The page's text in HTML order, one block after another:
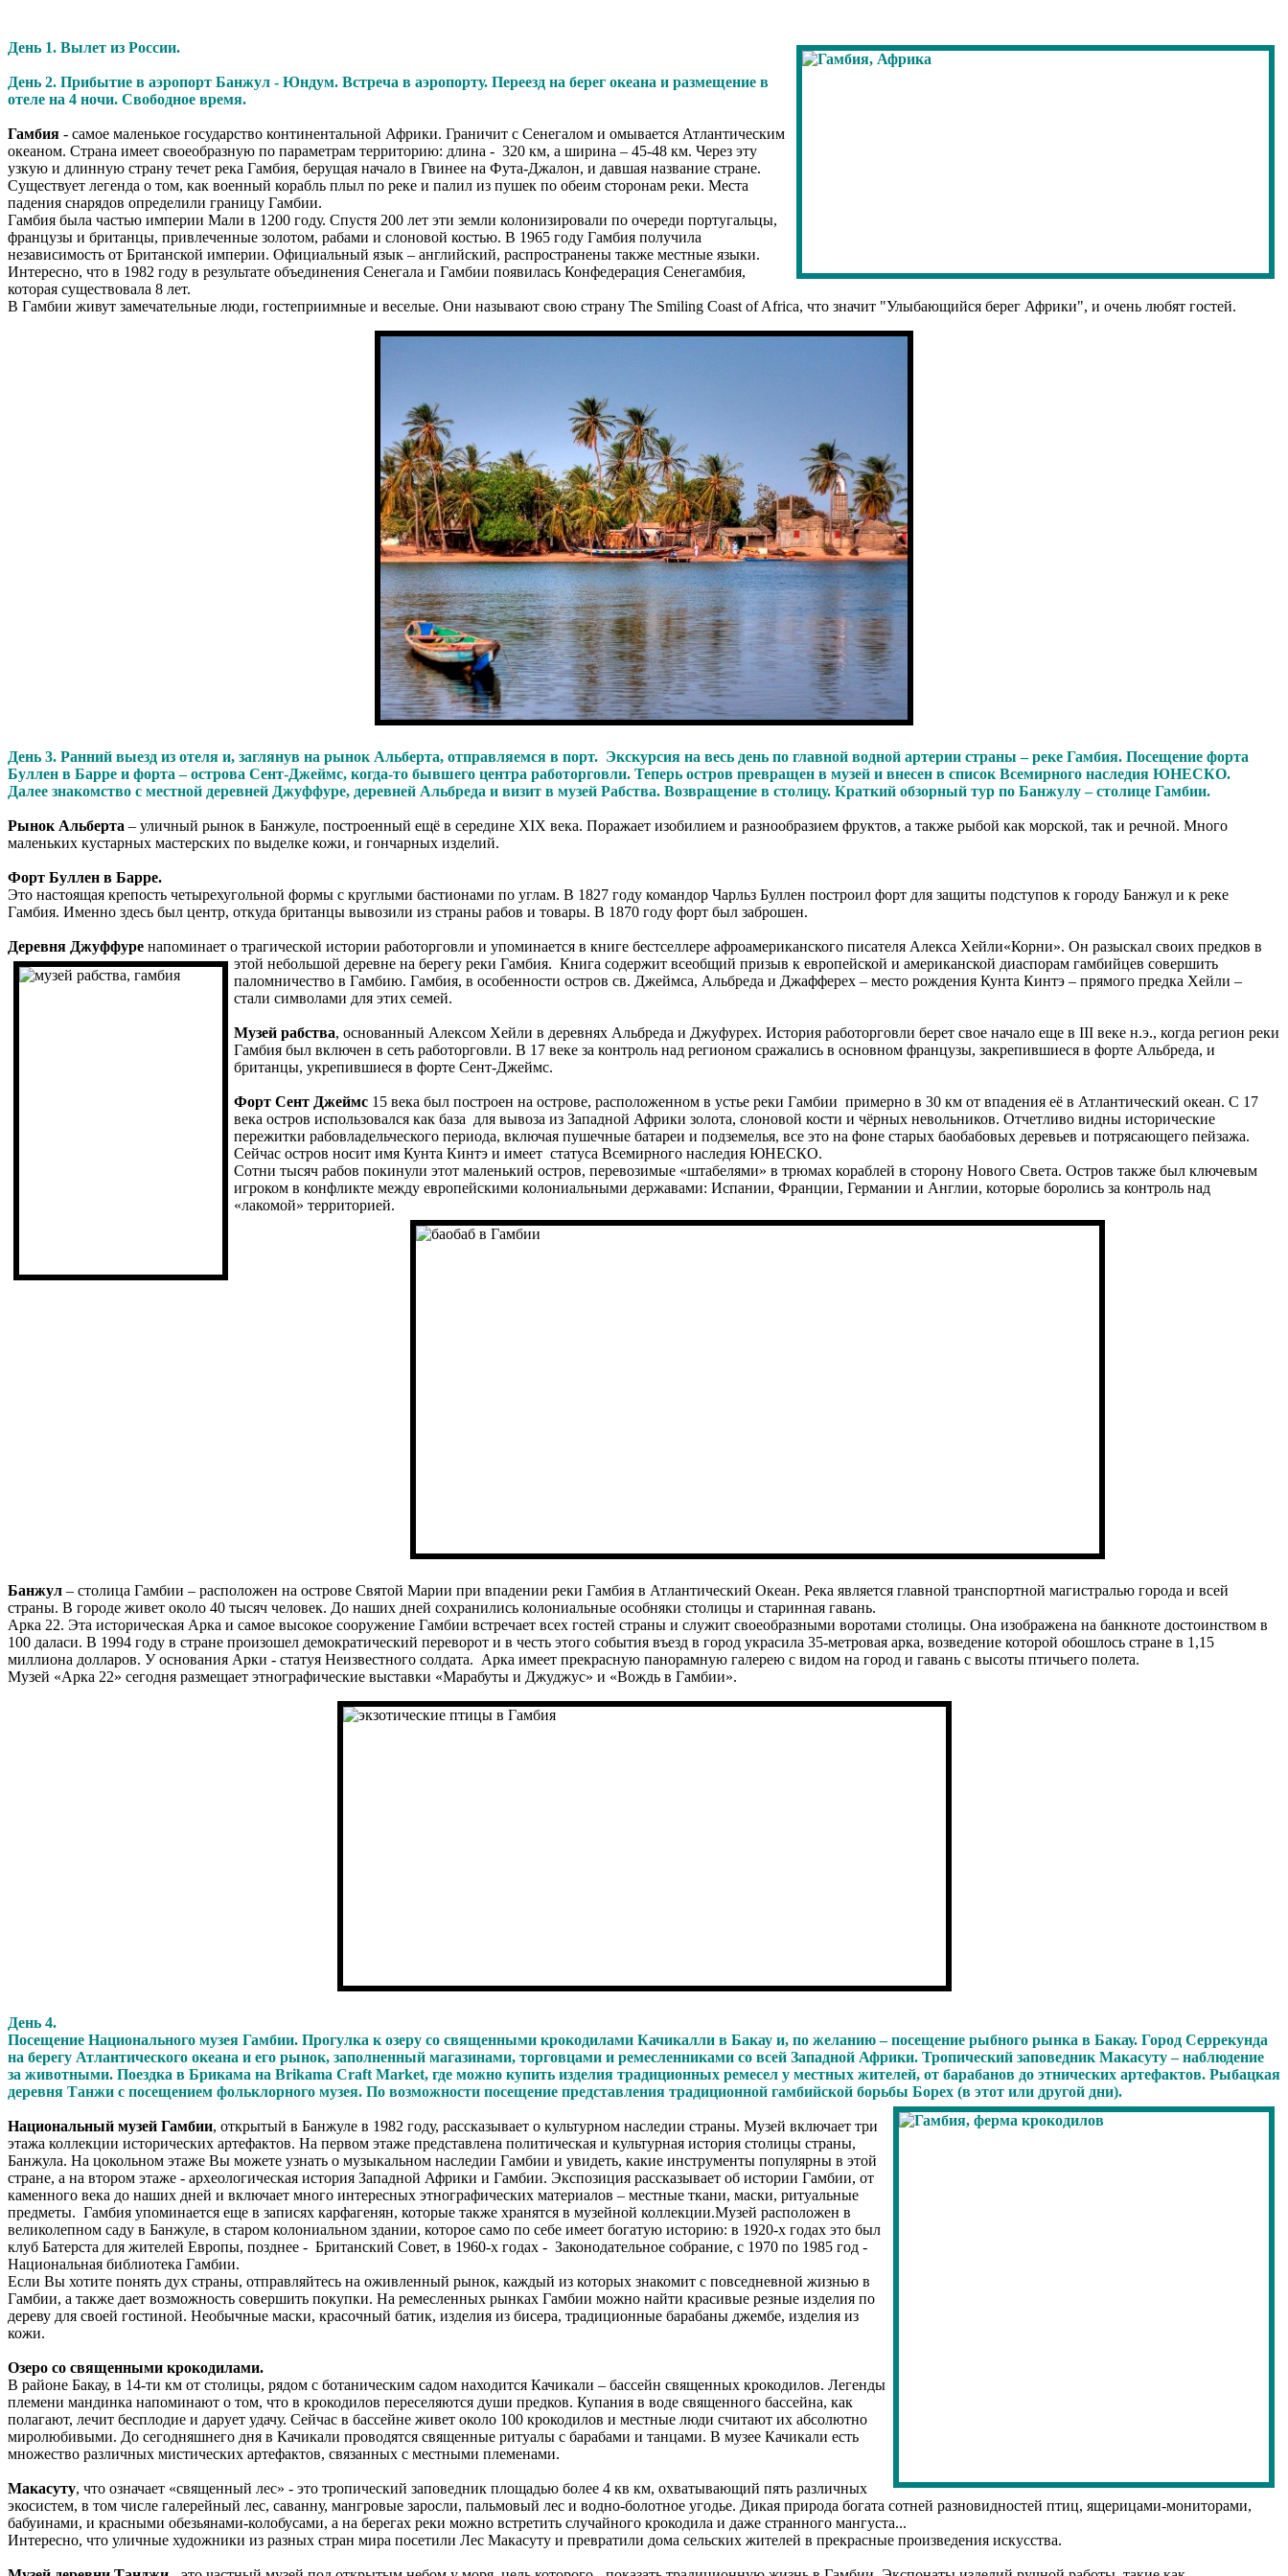
День 1. Вылет из России.
День 2. Прибытие в аэропорт Банжул - Юндум. Встреча в аэропорту. Переезд на берег океана и размещение в
отеле на 4 ночи. Свободное время.
Гамбия - самое маленькое государство континентальной Африки. Граничит с Сенегалом и омывается Атлантическим
океаном. Страна имеет своеобразную по параметрам территорию: длина - 320 км, а ширина – 45-48 км. Через эту
узкую и длинную страну течет река Гамбия, берущая начало в Гвинее на Фута-Джалон, и давшая название стране.
Существует легенда о том, как военный корабль плыл по реке и палил из пушек по обеим сторонам реки. Места
падения снарядов определили границу Гамбии.
Гамбия была частью империи Мали в 1200 году. Спустя 200 лет эти земли колонизировали по очереди португальцы,
французы и британцы, привлеченные золотом, рабами и слоновой костью. В 1965 году Гамбия получила
независимость от Британской империи. Официальный язык – английский, распространены также местные языки.
Интересно, что в 1982 году в результате объединения Сенегала и Гамбии появилась Конфедерация Сенегамбия,
которая существовала 8 лет.
В Гамбии живут замечательные люди, гостеприимные и веселые. Они называют свою страну The Smiling Coast of Africa, что значит "Улыбающийся берег Африки", и очень любят гостей.
День 3. Ранний выезд из отеля и, заглянув на рынок Альберта, отправляемся в порт. Экскурсия на весь день по главной водной артерии страны – реке Гамбия. Посещение форта
Буллен в Барре и форта – острова Сент-Джеймс, когда-то бывшего центра работорговли. Теперь остров превращен в музей и внесен в список Всемирного наследия ЮНЕСКО.
Далее знакомство с местной деревней Джуффуре, деревней Альбреда и визит в музей Рабства. Возвращение в столицу. Краткий обзорный тур по Банжулу – столице Гамбии.
Рынок Альберта – уличный рынок в Банжуле, построенный ещё в середине XIX века. Поражает изобилием и разнообразием фруктов, а также рыбой как морской, так и речной. Много
маленьких кустарных мастерских по выделке кожи, и гончарных изделий.
Форт Буллен в Барре.
Это настоящая крепость четырехугольной формы с круглыми бастионами по углам. В 1827 году командор Чарльз Буллен построил форт для защиты подступов к городу Банжул и к реке
Гамбия. Именно здесь был центр, откуда британцы вывозили из страны рабов и товары. В 1870 году форт был заброшен.
Деревня Джуффуре напоминает о трагической истории работорговли и упоминается в книге бестселлере афроамериканского писателя Алекса Хейли«Корни». Он разыскал своих предков в
этой небольшой деревне на берегу реки Гамбия. Книга содержит всеобщий призыв к европейской и американской диаспорам гамбийцев совершить
паломничество в Гамбию. Гамбия, в особенности остров св. Джеймса, Альбреда и Джафферех – место рождения Кунта Кинтэ – прямого предка Хейли –
стали символами для этих семей.
Музей рабства, основанный Алексом Хейли в деревнях Альбреда и Джуфурех. История работорговли берет свое начало еще в III веке н.э., когда регион реки
Гамбия был включен в сеть работорговли. В 17 веке за контроль над регионом сражались в основном французы, закрепившиеся в форте Альбреда, и
британцы, укрепившиеся в форте Сент-Джеймс.
Форт Сент Джеймс 15 века был построен на острове, расположенном в устье реки Гамбии примерно в 30 км от впадения её в Атлантический океан. С 17
века остров использовался как база для вывоза из Западной Африки золота, слоновой кости и чёрных невольников. Отчетливо видны исторические
пережитки рабовладельческого периода, включая пушечные батареи и подземелья, все это на фоне старых баобабовых деревьев и потрясающего пейзажа.
Сейчас остров носит имя Кунта Кинтэ и имеет статуса Всемирного наследия ЮНЕСКО.
Сотни тысяч рабов покинули этот маленький остров, перевозимые «штабелями» в трюмах кораблей в сторону Нового Света. Остров также был ключевым
игроком в конфликте между европейскими колониальными державами: Испании, Франции, Германии и Англии, которые боролись за контроль над
«лакомой» территорией.
Банжул – столица Гамбии – расположен на острове Святой Марии при впадении реки Гамбия в Атлантический Океан. Река является главной транспортной магистралью города и всей
страны. В городе живет около 40 тысяч человек. До наших дней сохранились колониальные особняки столицы и старинная гавань.
Арка 22. Эта историческая Арка и самое высокое сооружение Гамбии встречает всех гостей страны и служит своеобразными воротами столицы. Она изображена на банкноте достоинством в
100 даласи. В 1994 году в стране произошел демократический переворот и в честь этого события въезд в город украсила 35-метровая арка, возведение которой обошлось стране в 1,15
миллиона долларов. У основания Арки - статуя Неизвестного солдата. Арка имеет прекрасную панорамную галерею с видом на город и гавань с высоты птичьего полета.
Музей «Арка 22» сегодня размещает этнографические выставки «Марабуты и Джуджус» и «Вождь в Гамбии».
День 4.
Посещение Национального музея Гамбии. Прогулка к озеру со священными крокодилами Качикалли в Бакау и, по желанию – посещение рыбного рынка в Бакау. Город Серрекунда
на берегу Атлантического океана и его рынок, заполненный магазинами, торговцами и ремесленниками со всей Западной Африки. Тропический заповедник Макасуту – наблюдение
за животными. Поездка в Брикама на Brikama Craft Market, где можно купить изделия традиционных ремесел у местных жителей, от барабанов до этнических артефактов. Рыбацкая
деревня Танжи с посещением фольклорного музея. По возможности посещение представления традиционной гамбийской борьбы Борех (в этот или другой дни).
Национальный музей Гамбии, открытый в Банжуле в 1982 году, рассказывает о культурном наследии страны. Музей включает три
этажа коллекции исторических артефактов. На первом этаже представлена политическая и культурная история столицы страны,
Банжула. На цокольном этаже Вы можете узнать о музыкальном наследии Гамбии и увидеть, какие инструменты популярны в этой
стране, а на втором этаже - археологическая история Западной Африки и Гамбии. Экспозиция рассказывает об истории Гамбии, от
каменного века до наших дней и включает много интересных этнографических материалов – местные ткани, маски, ритуальные
предметы. Гамбия упоминается еще в записях карфагенян, которые также хранятся в музейной коллекции.Музей расположен в
великолепном саду в Банжуле, в старом колониальном здании, которое само по себе имеет богатую историю: в 1920-х годах это был
клуб Батерста для жителей Европы, позднее - Британский Совет, в 1960-х годах - Законодательное собрание, с 1970 по 1985 год -
Национальная библиотека Гамбии.
Если Вы хотите понять дух страны, отправляйтесь на оживленный рынок, каждый из которых знакомит с повседневной жизнью в
Гамбии, а также дает возможность совершить покупки. На ремесленных рынках Гамбии можно найти красивые резные изделия по
дереву для своей гостиной. Необычные маски, красочный батик, изделия из бисера, традиционные барабаны джембе, изделия из
кожи.
Озеро со священными крокодилами.
В районе Бакау, в 14-ти км от столицы, рядом с ботаническим садом находится Качикали – бассейн священных крокодилов. Легенды
племени мандинка напоминают о том, что в крокодилов переселяются души предков. Купания в воде священного бассейна, как
полагают, лечит бесплодие и дарует удачу. Сейчас в бассейне живет около 100 крокодилов и местные люди считают их абсолютно
миролюбивыми. До сегодняшнего дня в Качикали проводятся священные ритуалы с барабами и танцами. В музее Качикали есть
множество различных мистических артефактов, связанных с местными племенами.
Макасуту, что означает «священный лес» - это тропический заповедник площадью более 4 кв км, охватывающий пять различных
экосистем, в том числе галерейный лес, саванну, мангровые заросли, пальмовый лес и водно-болотное угодье. Дикая природа богата сотней разновидностей птиц, ящерицами-мониторами,
бабуинами, и красными обезьянами-колобусами, а на берегах реки можно встретить случайного крокодила и даже странного мангуста...
Интересно, что уличные художники из разных стран мира посетили Лес Макасуту и превратили дома сельских жителей в прекрасные произведения искусства.